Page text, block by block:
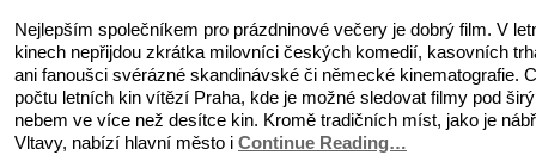
Nejlepším společníkem pro prázdninové večery je dobrý film. V
kinech nepřijdou zkrátka milovníci českých komedií, kasovních
ani fanoušci svérázné skandinávské či německé kinematografie.
počtu letních kin vítězí Praha, kde je možné sledovat filmy pod
nebem ve více než desítce kin. Kromě tradičních míst, jako je
Vltavy, nabízí hlavní město i Continue Reading…